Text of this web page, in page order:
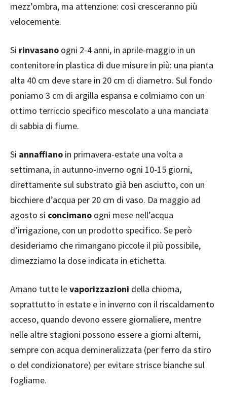
mezz’ombra, ma attenzione: così cresceranno più
velocemente.
Si rinvasano ogni 2-4 anni, in aprile-maggio in un
contenitore in plastica di due misure in più: una pianta
alta 40 cm deve stare in 20 cm di diametro. Sul fondo
poniamo 3 cm di argilla espansa e colmiamo con un
ottimo terriccio specifico mescolato a una manciata
di sabbia di fiume.
Si annaffiano in primavera-estate una volta a
settimana, in autunno-inverno ogni 10-15 giorni,
direttamente sul substrato già ben asciutto, con un
bicchiere d’acqua per 20 cm di vaso. Da maggio ad
agosto si concimano ogni mese nell’acqua
d’irrigazione, con un prodotto specifico. Se però
desideriamo che rimangano piccole il più possibile,
dimezziamo la dose indicata in etichetta.
Amano tutte levaporizzazioni della chioma,
soprattutto in estate e in inverno con il riscaldamento
acceso, quando devono essere giornaliere, mentre
nelle altre stagioni possono essere a giorni alterni,
sempre con acqua demineralizzata (per ferro da stiro
o del condizionatore) per evitare strisce bianche sul
fogliame.